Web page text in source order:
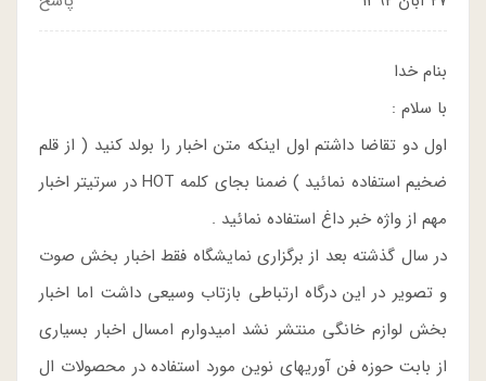
بنام خدا
با سلام :
اول دو تقاضا داشتم اول اینکه متن اخبار را بولد کنید ( از قلم
ضخیم استفاده نمائید ) ضمنا بجای کلمه HOT در سرتیتر اخبار
مهم از واژه خبر داغ استفاده نمائید .
در سال گذشته بعد از برگزاری نمایشگاه فقط اخبار بخش صوت
و تصویر در این درگاه ارتباطی بازتاب وسیعی داشت اما اخبار
بخش لوازم خانگی منتشر نشد امیدوارم امسال اخبار بسیاری
از بابت حوزه فن آوریهای نوین مورد استفاده در محصولات ال